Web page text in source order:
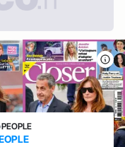
PEOPLE